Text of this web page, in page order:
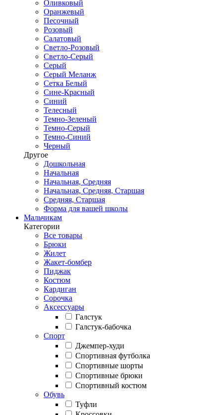
Оливковый
Оранжевый
Песочный
Розовый
Салатовый
Светло-Розовый
Светло-Серый
Серый
Серый Меланж
Сетка Белый
Сине-Красный
Синий
Телесный
Темно-Зеленый
Темно-Серый
Темно-Синий
Черный
Другое
Дошкольная
Начальная
Начальная, Средняя
Начальная, Средняя, Старшая
Средняя, Старшая
Форма для вашей школы
Мальчикам
Категории
Все товары
Брюки
Жилет
Жакет-бомбер
Пиджак
Костюм
Кардиган
Сорочка
Аксессуары
Галстук
Галстук-бабочка
Спорт
Джемпер-худи
Спортивная футболка
Спортивные шорты
Спортивные брюки
Спортивный костюм
Обувь
Туфли